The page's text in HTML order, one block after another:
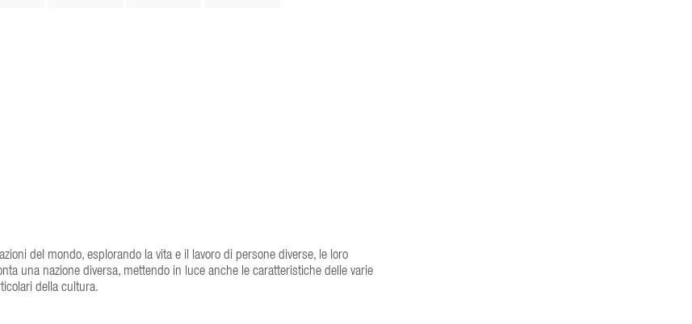
del mondo, esplorando la vita e il lavoro di persone diverse, le loro
una nazione diversa, mettendo in luce anche le caratteristiche delle varie
della cultura.